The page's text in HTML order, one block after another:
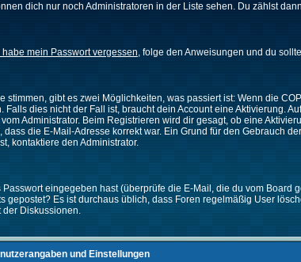
dich nur noch Administratoren in der Liste sehen. Du zählst
habe mein Passwort vergessen, folge den Anweisungen und du
gibt es zwei Möglichkeiten, was passiert ist: Wenn die
dies nicht der Fall ist, braucht dein Account eine Aktivierung.
Administrator. Beim Registrieren wird dir gesagt, ob eine
die E-Mail-Adresse korrekt war. Ein Grund für den Gebrauch
kontaktiere den Administrator.
eingegeben hast (überprüfe die E-Mail, die du vom Board
Es ist durchaus üblich, dass Foren regelmäßig User
der Diskussionen.
und Einstellungen